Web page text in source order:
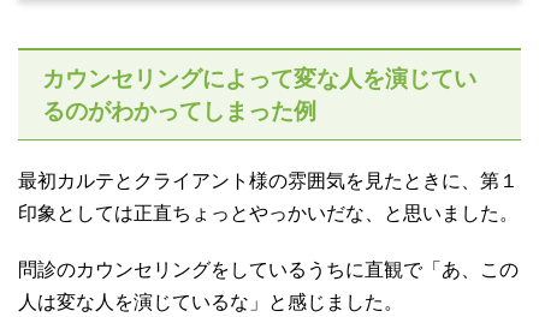
カウンセリングによって変な人を演じてい
るのがわかってしまった例
最初カルテとクライアント様の雰囲気を見たときに、第１
印象としては正直ちょっとやっかいだな、と思いました。
問診のカウンセリングをしているうちに直観で「あ、この
人は変な人を演じているな」と感じました。